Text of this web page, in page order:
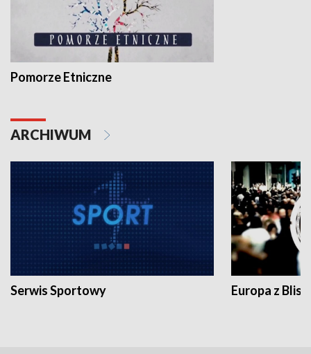
Pomorze Etniczne
ARCHIWUM
Serwis Sportowy Europa z